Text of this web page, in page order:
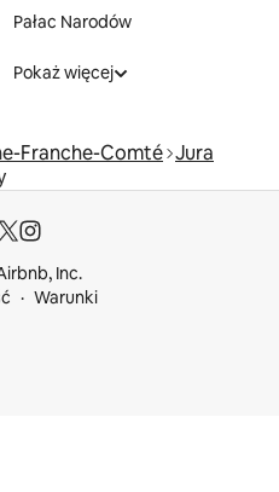
Pałac Narodów
Pokaż więcej
Franche-Comté Jura
Inc.
Warunki